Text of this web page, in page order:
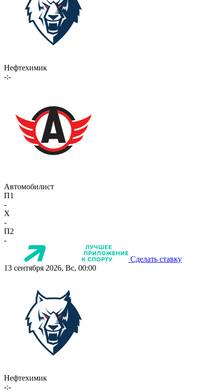
Нефтехимик
-:-
Автомобилист
П1
-
X
-
П2
-
Сделать ставку
13 сентября 2026, Вс, 00:00
Нефтехимик
-:-